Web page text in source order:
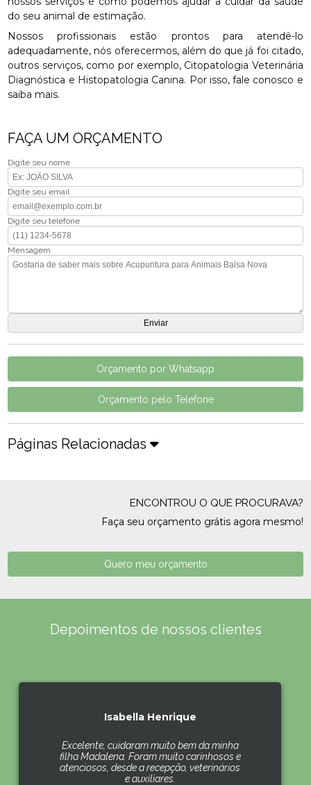
do seu animal de estimação.
Nossos profissionais estão prontos para atendê-lo
adequadamente, nós oferecermos, além do que já foi citado,
outros serviços, como por exemplo, Citopatologia Veterinária
Diagnóstica e Histopatologia Canina. Por isso, fale conosco e
saiba mais.
FAÇA UM ORÇAMENTO
Digite seu nome
Digite seu email
Digite seu telefone
Mensagem
Orçamento por Whatsapp
Orçamento pelo Telefone
Páginas Relacionadas
ENCONTROU O QUE PROCURAVA?
Faça seu orçamento grátis agora mesmo!
Quero meu orçamento
Depoimentos de nossos clientes
Isabella Henrique
Excelente, cuidaram muito bem da minha
filha Madalena. Foram muito carinhosos e
atenciosos, desde a recepção, veterinários
e auxiliares.